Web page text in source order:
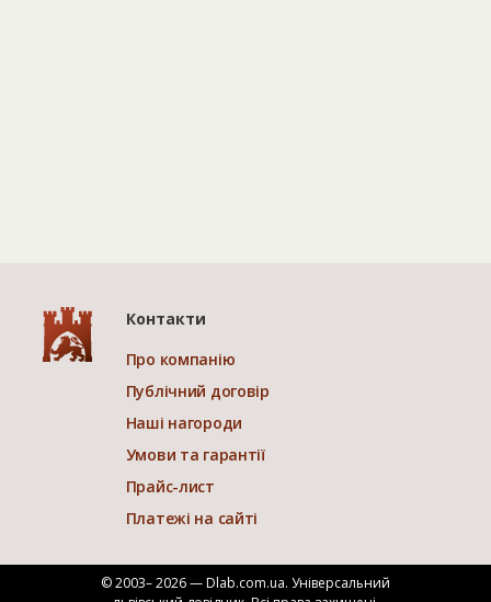
Контакти
Про компанію
Публічний договір
Наші нагороди
Умови та гарантії
Прайс-лист
Платежі на сайті
© 2003– 2026 — Dlab.com.ua. Універсальний